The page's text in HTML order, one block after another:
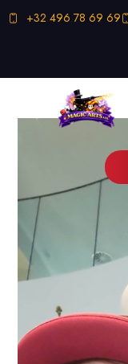
+32 496 78 69 69